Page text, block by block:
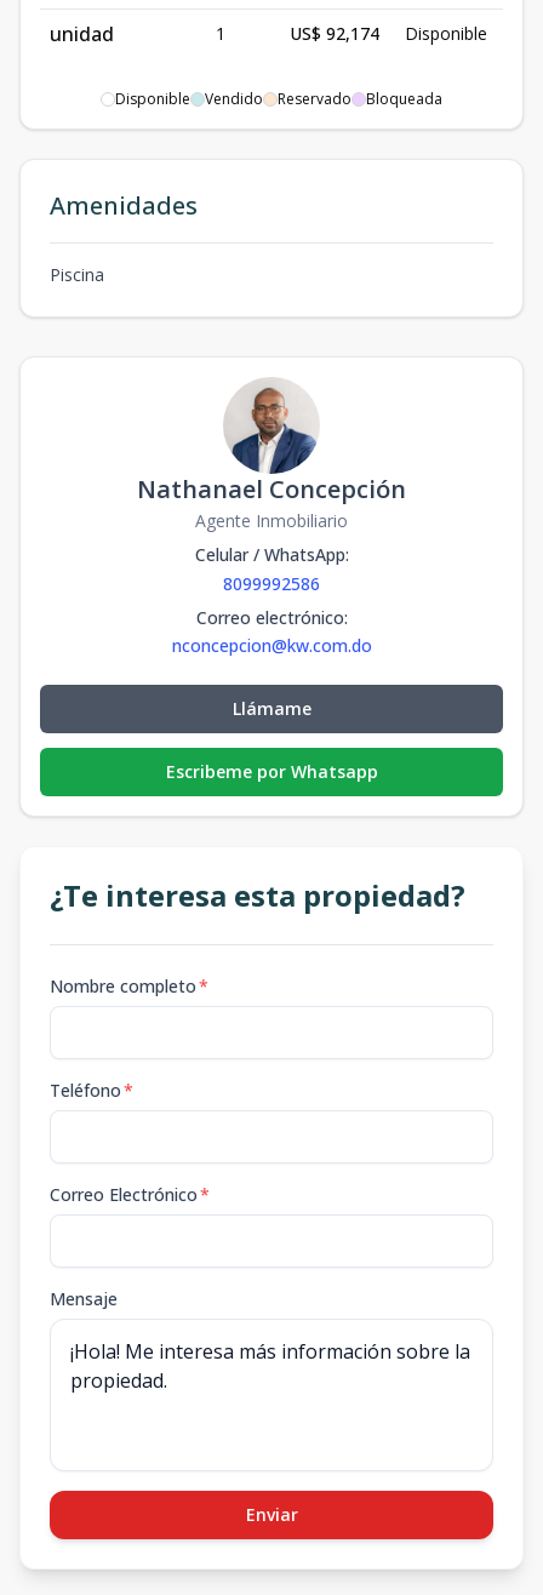
unidad 1 US$ 92,174 Disponible
Disponible Vendido Reservado Bloqueada
Amenidades
Piscina
Nathanael Concepción
Agente Inmobiliario
Celular / WhatsApp:
8099992586
Correo electrónico:
nconcepcion@kw.com.do
Llámame
Escribeme por Whatsapp
¿Te interesa esta propiedad?
Nombre completo*
Teléfono*
Correo Electrónico*
Mensaje
Enviar